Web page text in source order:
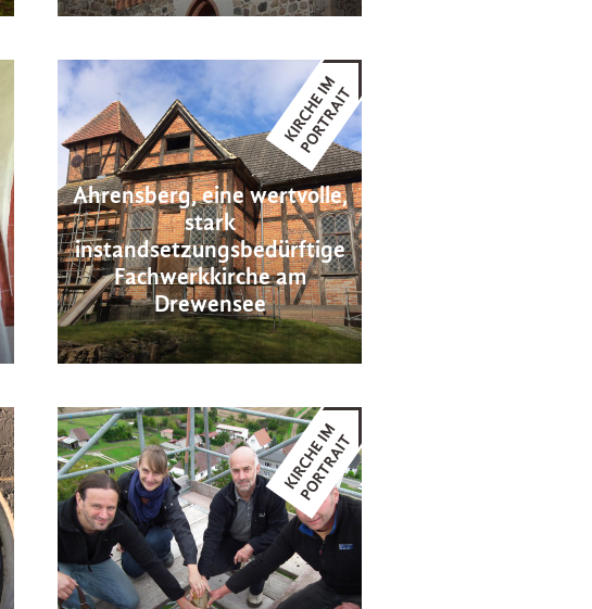
Ahrensberg, eine wertvolle,
stark
instandsetzungsbedürftige
Fachwerkkirche am
Drewensee